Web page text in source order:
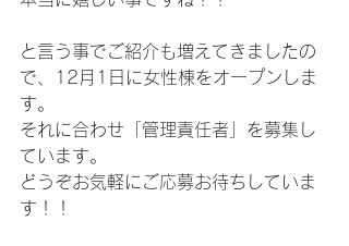
と言う事でご紹介も増えてきましたの
で、12月1日に女性棟をオープンしま
す。
それに合わせ「管理責任者」を募集し
ています。
どうぞお気軽にご応募お待ちしていま
す！！